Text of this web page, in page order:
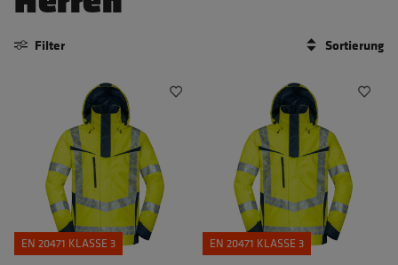
Filter Sortierung
EN 20471 KLASSE 3
EN 20471 KLASSE 3